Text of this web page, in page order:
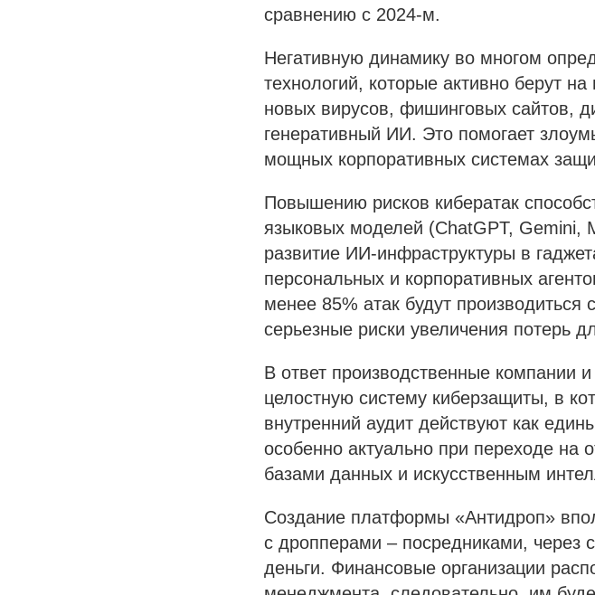
сравнению с 2024-м.
Негативную динамику во многом
технологий, которые активно берут
новых вирусов, фишинговых сайтов,
генеративный ИИ. Это помогает
мощных корпоративных системах
Повышению рисков кибератак
языковых моделей (ChatGPT, Gemini,
развитие ИИ-инфраструктуры в
персональных и корпоративных
менее 85% атак будут
серьезные риски увеличения потерь
В ответ производственные компании
целостную систему киберзащиты, в
внутренний аудит действуют как
особенно актуально при переходе на
базами данных и искусственным
Создание платформы «Антидроп»
с дропперами – посредниками, через
деньги. Финансовые организации